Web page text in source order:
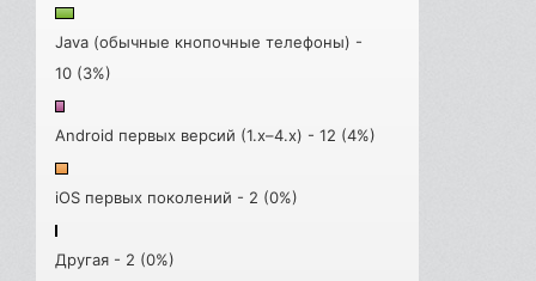
Java (обычные кнопочные телефоны) -
10 (3%)
Android первых версий (1.x–4.x) - 12 (4%)
iOS первых поколений - 2 (0%)
Другая - 2 (0%)